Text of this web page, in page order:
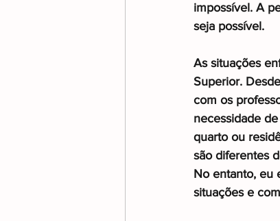
impossível. A
seja possível.
As situações
Superior.
com os
necessidade
quarto ou
são diferentes
No entanto, eu
situações e